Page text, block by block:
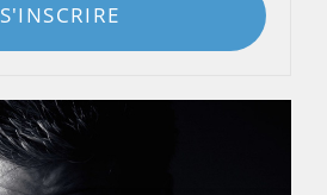
S'INSCRIRE